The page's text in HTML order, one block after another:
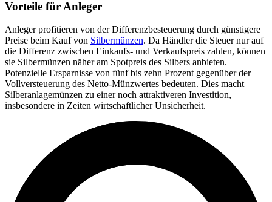
Vorteile für Anleger
Anleger profitieren von der Differenzbesteuerung durch günstigere
Preise beim Kauf von Silbermünzen. Da Händler die Steuer nur auf
die Differenz zwischen Einkaufs- und Verkaufspreis zahlen, können
sie Silbermünzen näher am Spotpreis des Silbers anbieten.
Potenzielle Ersparnisse von fünf bis zehn Prozent gegenüber der
Vollversteuerung des Netto-Münzwertes bedeuten. Dies macht
Silberanlagemünzen zu einer noch attraktiveren Investition,
insbesondere in Zeiten wirtschaftlicher Unsicherheit.